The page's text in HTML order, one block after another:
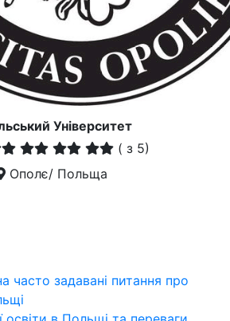
Університет
( з 5)
Ополє/ Польща
часто задавані питання про